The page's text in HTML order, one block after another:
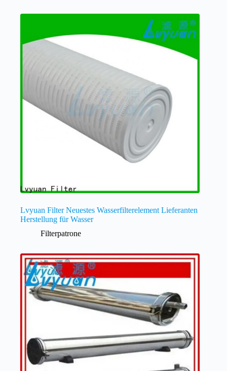
Lvyuan Filter Neuestes Wasserfilterelement Lieferanten
Herstellung für Wasser
Filterpatrone